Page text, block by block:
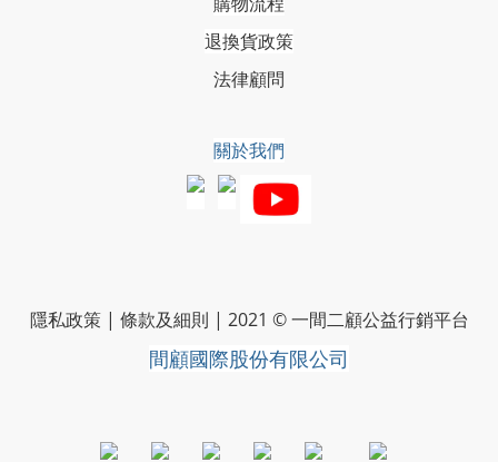
退換貨政策
法律顧問
關於我們
隱私政策| 條款及細則 | 2021 © 一間二顧公益行銷平台
間顧國際股份有限公司